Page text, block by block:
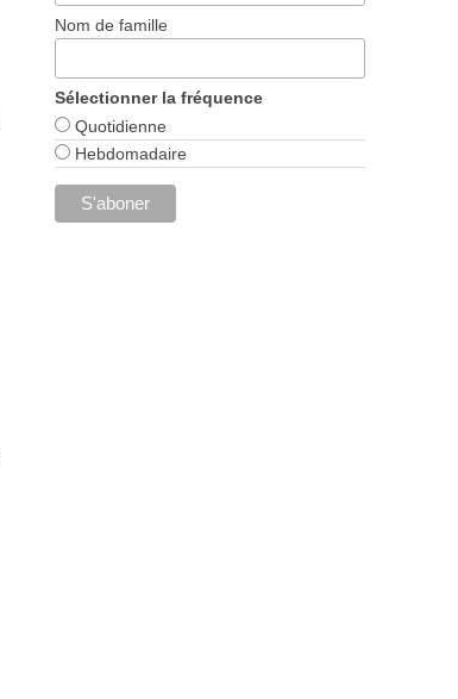
Nom de famille
Sélectionner la fréquence
Quotidienne
Hebdomadaire